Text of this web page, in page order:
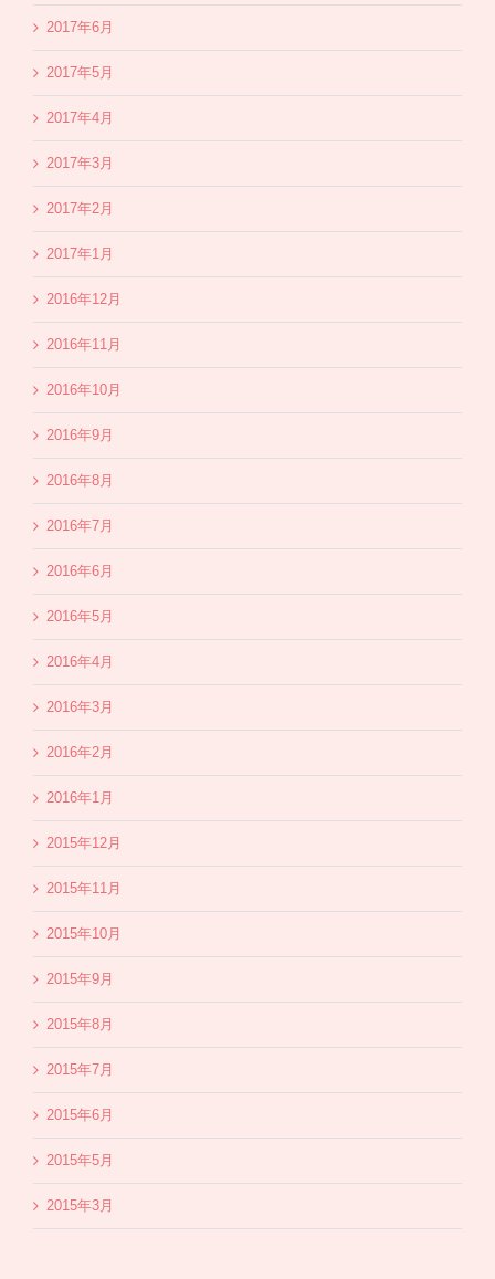
2017年6月
2017年5月
2017年4月
2017年3月
2017年2月
2017年1月
2016年12月
2016年11月
2016年10月
2016年9月
2016年8月
2016年7月
2016年6月
2016年5月
2016年4月
2016年3月
2016年2月
2016年1月
2015年12月
2015年11月
2015年10月
2015年9月
2015年8月
2015年7月
2015年6月
2015年5月
2015年3月